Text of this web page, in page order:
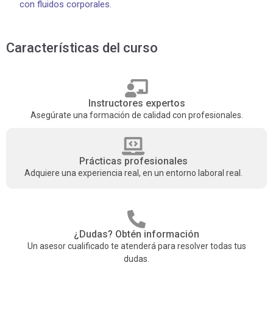
con fluidos corporales.
Características del curso
Instructores expertos
Asegúrate una formación de calidad con profesionales.
Prácticas profesionales
Adquiere una experiencia real, en un entorno laboral real.
¿Dudas? Obtén información
Un asesor cualificado te atenderá para resolver todas tus
dudas.